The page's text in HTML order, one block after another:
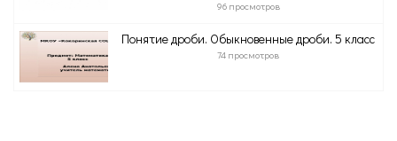
96 просмотров
Понятие дроби. Обыкновенные дроби. 5 класс
74 просмотров